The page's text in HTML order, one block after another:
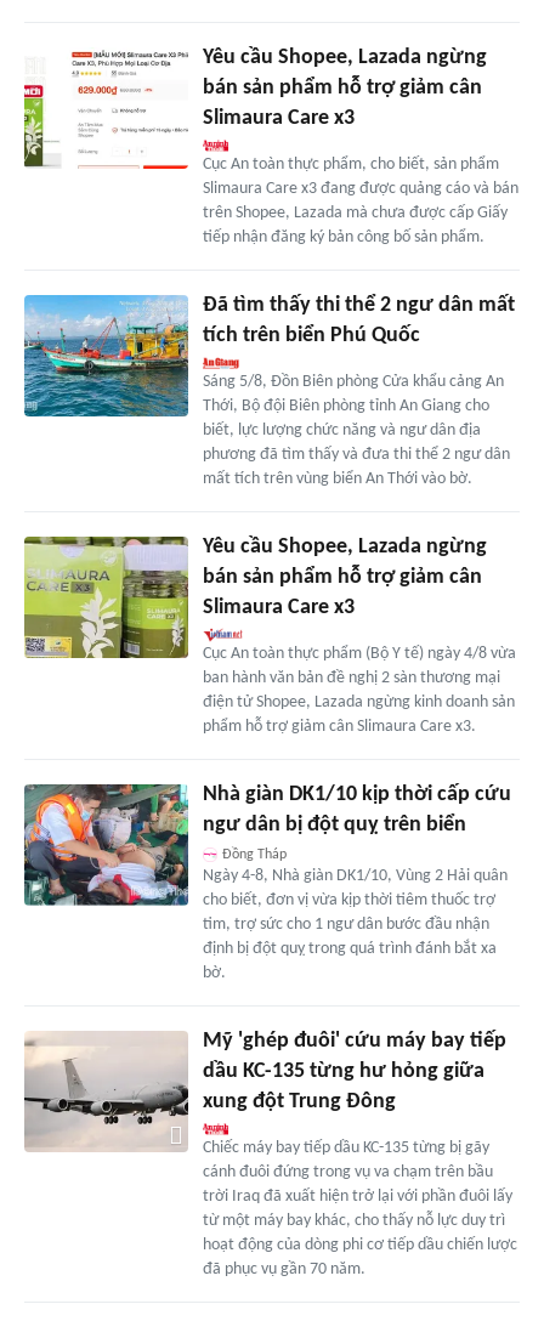
Yêu cầu Shopee, Lazada ngừng
bán sản phẩm hỗ trợ giảm cân
Slimaura Care x3
Cục An toàn thực phẩm, cho biết, sản phẩm
Slimaura Care x3 đang được quảng cáo và bán
trên Shopee, Lazada mà chưa được cấp Giấy
tiếp nhận đăng ký bản công bố sản phẩm.
Đã tìm thấy thi thể 2 ngư dân mất
tích trên biển Phú Quốc
Sáng 5/8, Đồn Biên phòng Cửa khẩu cảng An
Thới, Bộ đội Biên phòng tỉnh An Giang cho
biết, lực lượng chức năng và ngư dân địa
phương đã tìm thấy và đưa thi thể 2 ngư dân
mất tích trên vùng biển An Thới vào bờ.
Yêu cầu Shopee, Lazada ngừng
bán sản phẩm hỗ trợ giảm cân
Slimaura Care x3
Cục An toàn thực phẩm (Bộ Y tế) ngày 4/8 vừa
ban hành văn bản đề nghị 2 sàn thương mại
điện tử Shopee, Lazada ngừng kinh doanh sản
phẩm hỗ trợ giảm cân Slimaura Care x3.
Nhà giàn DK1/10 kịp thời cấp cứu
ngư dân bị đột quỵ trên biển
Đồng Tháp
Ngày 4-8, Nhà giàn DK1/10, Vùng 2 Hải quân
cho biết, đơn vị vừa kịp thời tiêm thuốc trợ
tim, trợ sức cho 1 ngư dân bước đầu nhận
định bị đột quỵ trong quá trình đánh bắt xa
bờ.
Mỹ 'ghép đuôi' cứu máy bay tiếp
dầu KC-135 từng hư hỏng giữa
xung đột Trung Đông
Chiếc máy bay tiếp dầu KC-135 từng bị gãy
cánh đuôi đứng trong vụ va chạm trên bầu
trời Iraq đã xuất hiện trở lại với phần đuôi lấy
từ một máy bay khác, cho thấy nỗ lực duy trì
hoạt động của dòng phi cơ tiếp dầu chiến lược
đã phục vụ gần 70 năm.